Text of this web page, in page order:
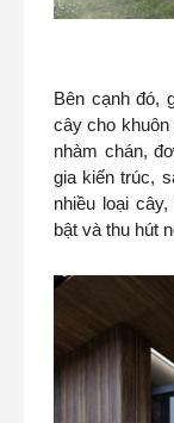
Bên cạnh đó,
cây cho
nhàm chán,
gia kiến trúc,
nhiều loại
bật và thu hút